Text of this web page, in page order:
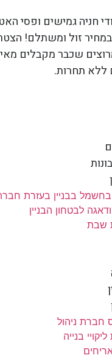
חניה גמישים ופסי
זול ומשתלם!
שכבר מקבלים
ללא תחרות.
בחשמל בבניין בעזרת חברת
לבטחון הבניין
שבת
חברת ניהול
בנייה